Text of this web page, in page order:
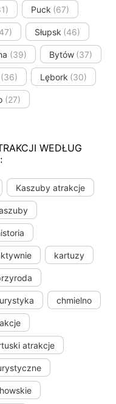
Puck (67)
Słupsk (46)
(39) Bytów (37)
(36) Lębork (30)
(27)
WEDŁUG
Kaszuby atrakcje
kartuzy
chmielno
atrakcje